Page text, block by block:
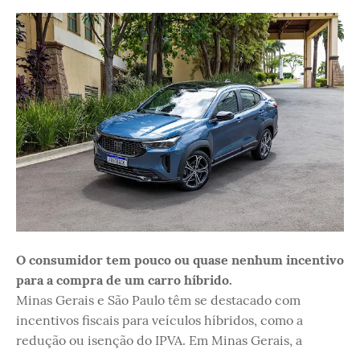
O consumidor tem pouco ou quase nenhum incentivo
para a compra de um carro híbrido.
Minas Gerais e São Paulo têm se destacado com
incentivos fiscais para veículos híbridos, como a
redução ou isenção do IPVA. Em Minas Gerais, a